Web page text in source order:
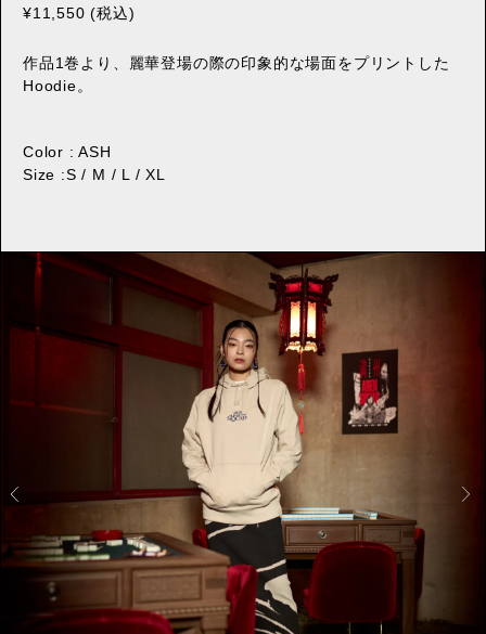
¥11,550 (税込)
作品1巻より、麗華登場の際の印象的な場面をプリントした
Hoodie。
Color : ASH
Size :S / M / L / XL